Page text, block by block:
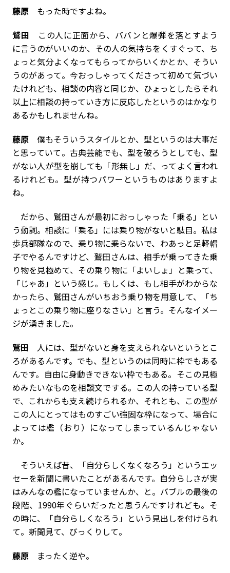
藤原 もった時ですよね。
鷲田 この人に正面から、ババンと爆弾を落とすよう
に言うのがいいのか、その人の気持ちをくすぐって、ち
ょっと気分よくなってもらってからいくかとか、そうい
うのがあって。今おっしゃってくださって初めて気づい
たけれども、相談の内容と同じか、ひょっとしたらそれ
以上に相談の持っていき方に反応したというのはかなり
あるかもしれませんね。
藤原 僕もそういうスタイルとか、型というのは大事だ
と思っていて。古典芸能でも、型を破ろうとしても、型
がない人が型を崩しても「形無し」だ、ってよく言われ
るけれども。型が持つパワーというものはありますよ
ね。
だから、鷲田さんが最初におっしゃった「乗る」とい
う動詞。相談に「乗る」には乗り物がないと駄目。私は
歩兵部隊なので、乗り物に乗らないで、わあっと足軽帽
子でやるんですけど、鷲田さんは、相手が乗ってきた乗
り物を見極めて、その乗り物に「よいしょ」と乗って、
「じゃあ」という感じ。もしくは、もし相手がわからな
かったら、鷲田さんがいちおう乗り物を用意して、「ち
ょっとこの乗り物に座りなさい」と言う。そんなイメー
ジが湧きました。
鷲田 人には、型がないと身を支えられないというとこ
ろがあるんです。でも、型というのは同時に枠でもある
んです。自由に身動きできない枠でもある。そこの見極
めみたいなものを相談文でする。この人の持っている型
で、これからも支え続けられるか、それとも、この型が
この人にとってはものすごい強固な枠になって、場合に
よっては檻（おり）になってしまっているんじゃない
か。
そういえば昔、「自分らしくなくなろう」というエッ
セーを新聞に書いたことがあるんです。自分らしさが実
はみんなの檻になっていませんか、と。バブルの最後の
段階、1990年ぐらいだったと思うんですけれども。そ
の時に、「自分らしくなろう」という見出しを付けられ
て。新聞見て、びっくりして。
藤原 まったく逆や。